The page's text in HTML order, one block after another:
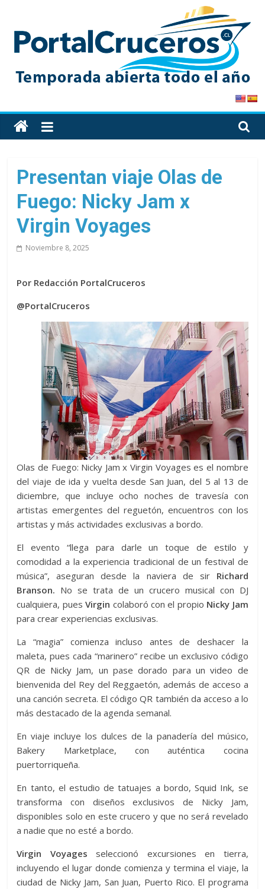
content
PortalCruceros
Toda
la
de
cruceros
en
un
solo
Presentan viaje Olas de
Fuego: Nicky Jam x
Virgin Voyages
Noviembre 8, 2025
Por Redacción PortalCruceros
@PortalCruceros
Olas de Fuego: Nicky Jam x Virgin Voyages es el nombre
del viaje de ida y vuelta desde San Juan, del 5 al 13 de
diciembre, que incluye ocho noches de travesía con
artistas emergentes del reguetón, encuentros con los
artistas y más actividades exclusivas a bordo.
El evento “llega para darle un toque de estilo y
comodidad a la experiencia tradicional de un festival de
música”, aseguran desde la naviera de sirRichard
Branson. No se trata de un crucero musical con DJ
cualquiera, puesVirgin colaboró con el propio Nicky Jam
para crear experiencias exclusivas.
La “magia” comienza incluso antes de deshacer la
maleta, pues cada “marinero” recibe un exclusivo código
QR de Nicky Jam, un pase dorado para un video de
bienvenida del Rey del Reggaetón, además de acceso a
una canción secreta. El código QR también da acceso a lo
más destacado de la agenda semanal.
En viaje incluye los dulces de la panadería del músico,
Bakery Marketplace, con auténtica cocina
puertorriqueña.
En tanto, el estudio de tatuajes a bordo, Squid Ink, se
transforma con diseños exclusivos de Nicky Jam,
disponibles solo en este crucero y que no será revelado
a nadie que no esté a bordo.
Virgin Voyages seleccionó excursiones en tierra,
incluyendo el lugar donde comienza y termina el viaje, la
ciudad de Nicky Jam, San Juan, Puerto Rico. El programa